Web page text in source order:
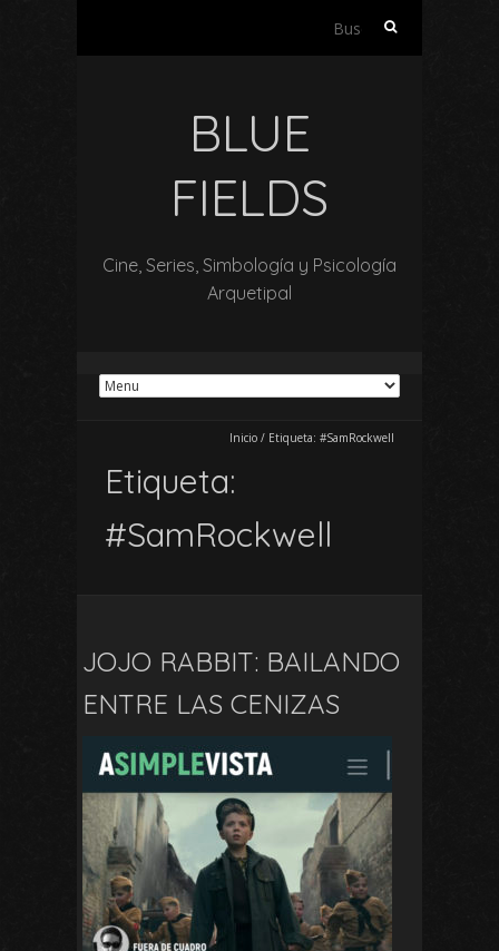
Buscar:
BLUE
FIELDS
Cine, Series, Simbología y Psicología
Arquetipal
Inicio / Etiqueta: #SamRockwell
Etiqueta:
#SamRockwell
JOJO RABBIT: BAILANDO
ENTRE LAS CENIZAS